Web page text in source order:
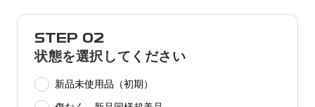
STEP 02
状態を選択してください
新品未使用品（初期）